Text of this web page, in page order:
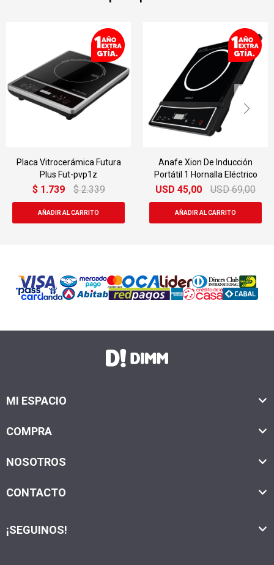
Placa Vitrocerámica Futura
Plus Fut-pvp1z
$ 1.739 $ 2.339
Anafe Xion De Inducción
Portátil 1 Hornalla Eléctrico
USD 45,00 USD 69,00
MI ESPACIO
COMPRA
NOSOTROS
CONTACTO
¡SEGUINOS!